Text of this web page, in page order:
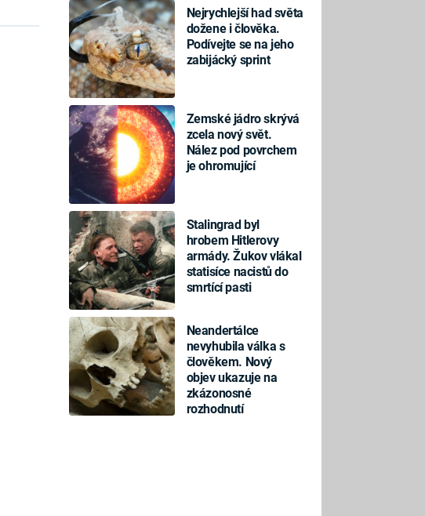
Nejrychlejší had světa
dožene i člověka.
Podívejte se na jeho
zabijácký sprint
Zemské jádro skrývá
zcela nový svět.
Nález pod povrchem
je ohromující
Stalingrad byl
hrobem Hitlerovy
armády. Žukov vlákal
statisíce nacistů do
smrtící pasti
Neandertálce
nevyhubila válka s
člověkem. Nový
objev ukazuje na
zkázonosné
rozhodnutí